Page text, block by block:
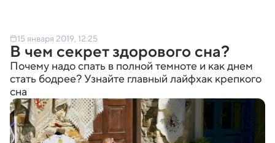
15 января 2019, 12:25
В чем секрет здорового сна?
Почему надо спать в полной темноте и как днем
стать бодрее? Узнайте главный лайфхак крепкого
сна